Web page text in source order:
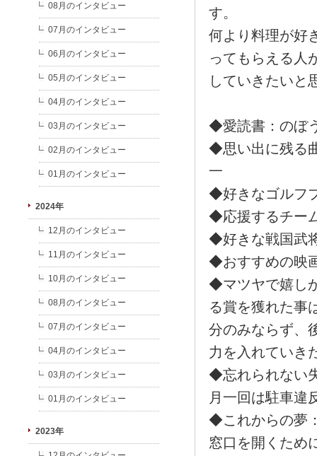
す。
何より料理が好
ってもらえる人
していきたいと
◆愛読書：のぼ
◆思い出に残る
一
◆好きなゴルフ
◆応援するチー
◆好きな戦国武
◆おすすめの映
◆マツヤで嬉し
る賞を獲れた事
分のみならず、
力を入れていき
◆忘れられない
月一回は駐車違
◆これからの夢
窓口を開くため
08月のインタビュー
07月のインタビュー
06月のインタビュー
05月のインタビュー
04月のインタビュー
03月のインタビュー
02月のインタビュー
01月のインタビュー
2024年
12月のインタビュー
11月のインタビュー
10月のインタビュー
08月のインタビュー
07月のインタビュー
04月のインタビュー
03月のインタビュー
01月のインタビュー
2023年